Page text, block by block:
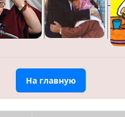
На главную